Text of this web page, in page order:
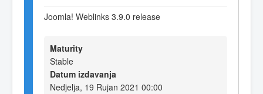
Joomla! Weblinks 3.9.0 release
Maturity
Stable
Datum izdavanja
Nedjelja, 19 Rujan 2021 00:00